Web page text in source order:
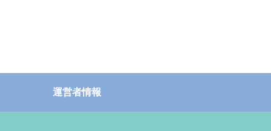
運営者情報